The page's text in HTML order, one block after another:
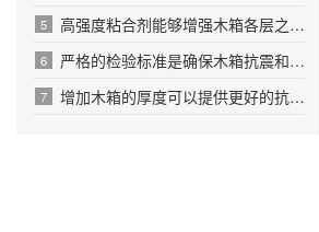
5 高强度粘合剂能够增强木箱各层之间的粘结力
6 严格的检验标准是确保木箱抗震和耐压性能的关键环节
7 增加木箱的厚度可以提供更好的抗冲击和抗压性能